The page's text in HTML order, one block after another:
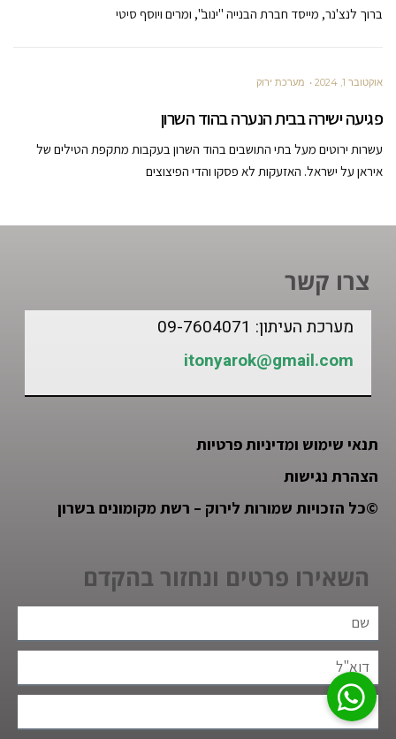
ברוך לנצ'נר, מייסד חברת הבנייה "ינוב", ומרים ויוסף סיטי
אוקטובר 1, 2024 מערכת ירוק
פגיעה ישירה בבית הנערה בהוד השרון
עשרות ירוטים מעל בתי התושבים בהוד השרון בעקבות מתקפת הטילים של
איראן על ישראל. האזעקות לא פסקו והדי הפיצוצים
צרו קשר
מערכת העיתון: 09-7604071
itonyarok@gmail.com
תנאי שימוש ומדיניות פרטיות
הצהרת נגישות
©כל הזכויות שמורות לירוק – רשת מקומונים בשרון
השאירו פרטים ונחזור בהקדם